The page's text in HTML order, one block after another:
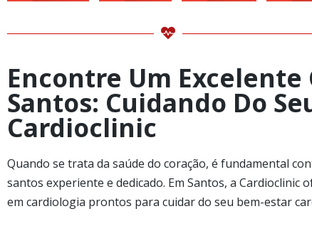
Encontre Um
Santos: Cuidando Do
Cardioclinic
Quando se trata da saúde do coração, é fundamental
santos experiente e dedicado. Em Santos, a Cardioclinic
em cardiologia prontos para cuidar do seu bem-estar